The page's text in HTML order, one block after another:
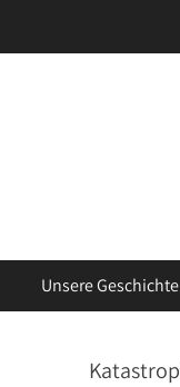
Unsere Geschichte